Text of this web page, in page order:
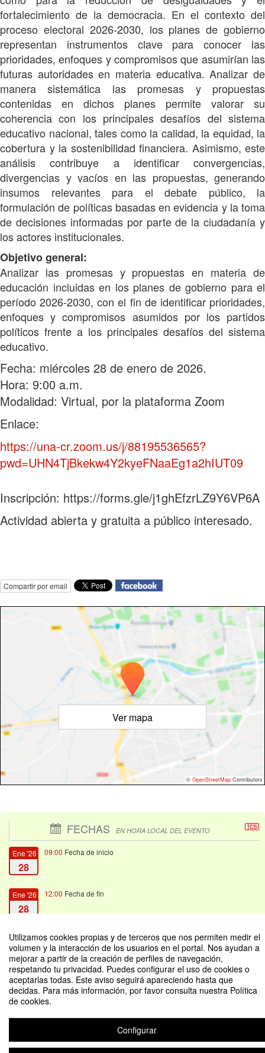
Utilizamos cookies propias y de terceros que nos permiten medir el
volumen y la interacción de los usuarios en el portal. Nos ayudan a
mejorar a partir de la creación de perfiles de navegación,
respetando tu privacidad. Puedes configurar el uso de cookies o
aceptarlas todas. Este aviso seguirá apareciendo hasta que
decidas. Para más información, por favor consulta nuestra Política
de cookies.
Configurar
fortalecimiento de la democracia. En el contexto del
proceso electoral 2026-2030, los planes de gobierno
representan instrumentos clave para conocer las
prioridades, enfoques y compromisos que asumirían las
futuras autoridades en materia educativa. Analizar de
manera sistemática las promesas y propuestas
contenidas en dichos planes permite valorar su
coherencia con los principales desafíos del sistema
educativo nacional, tales como la calidad, la equidad, la
cobertura y la sostenibilidad financiera. Asimismo, este
análisis contribuye a identificar convergencias,
divergencias y vacíos en las propuestas, generando
insumos relevantes para el debate público, la
formulación de políticas basadas en evidencia y la toma
de decisiones informadas por parte de la ciudadanía y
los actores institucionales.
Objetivo general:
Analizar las promesas y propuestas en materia de
educación incluidas en los planes de gobierno para el
período 2026-2030, con el fin de identificar prioridades,
enfoques y compromisos asumidos por los partidos
políticos frente a los principales desafíos del sistema
educativo.
Fecha: miércoles 28 de enero de 2026.
Hora: 9:00 a.m.
Modalidad: Virtual, por la plataforma Zoom
Enlace:
https://una-cr.zoom.us/j/88195536565?
pwd=UHN4TjBkekw4Y2kyeFNaaEg1a2hIUT09
Inscripción: https://forms.gle/j1ghEfzrLZ9Y6VP6A
Actividad abierta y gratuita a público interesado.
Compartir por email
Ver mapa
© OpenStreetMap Contributors
FECHAS EN HORA LOCAL DEL EVENTO
Ene '26
28
09:00 Fecha de inicio
Ene '26
28
12:00 Fecha de fin
Seminario virtual: Promesas y propuestas: análisis de la educación en los
planes de gobierno 2026-2030
Aviso legal|Contacto
Plataforma de organización de eventos Symposium
Copyright © 2026